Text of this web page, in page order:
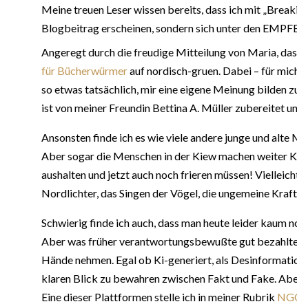
Meine treuen Leser wissen bereits, dass ich mit
Blogbeitrag erscheinen, sondern sich unter den
Angeregt durch die freudige Mitteilung von Maria,
für Bücherwürmerauf nordisch-gruen. Dabei – für
so etwas tatsächlich, mir eine eigene Meinung bilden
ist von meiner Freundin Bettina A. Müller zubereitet
Ansonsten finde ich es wie viele andere junge und
Aber sogar die Menschen in der Kiew machen weiter
aushalten und jetzt auch noch frieren müssen!
Nordlichter, das Singen der Vögel, die ungemeine
Schwierig finde ich auch, dass man heute leider
Aber was früher verantwortungsbewußte gut
Hände nehmen. Egal ob Ki-generiert, als
klaren Blick zu bewahren zwischen Fakt und Fake.
Eine dieser Plattformen stelle ich in meiner Rubrik